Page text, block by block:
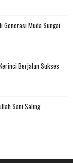
Generasi Muda Sungai
Berjalan Sukses
Sani Saling